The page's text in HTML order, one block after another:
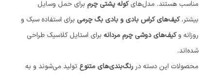
مناسب هستند. مدل‌هایکوله پشتی چرم برای حمل وسایل
بیشتر،کیف‌های کراس بادی و بادی بگ چرمی برای استفاده سبک و
روزانه وکیف‌های دوشی چرم مردانه برای استایل کلاسیک طراحی
شده‌اند.
محصولات این دسته در رنگ‌بندی‌های متنوع تولید می‌شوند و به